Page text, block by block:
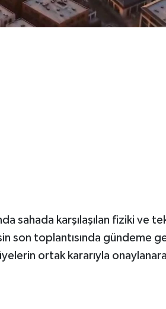
sahada karşılaşılan fiziki ve
son toplantısında gündeme
ortak kararıyla